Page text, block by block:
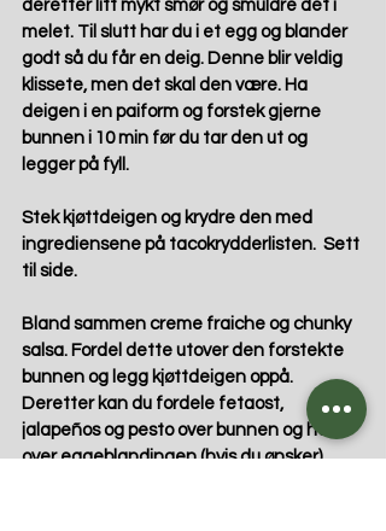
deretter litt mykt smør og smuldre det i
melet. Til slutt har du i et egg og blander
godt så du får en deig. Denne blir veldig
klissete, men det skal den være. Ha
deigen i en paiform og forstek gjerne
bunnen i 10 min før du tar den ut og
legger på fyll.
Stek kjøttdeigen og krydre den med
ingrediensene på tacokrydderlisten.  Sett
til side.
Bland sammen creme fraiche og chunky
salsa. Fordel dette utover den forstekte
bunnen og legg kjøttdeigen oppå.
Deretter kan du fordele fetaost,
jalapeños og pesto over bunnen og helle
over eggeblandingen (hvis du ønsker)